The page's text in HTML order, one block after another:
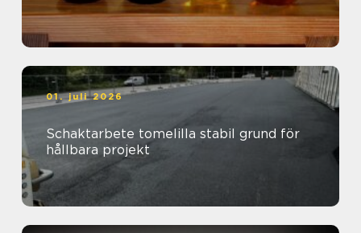
01. juli 2026
Schaktarbete tomelilla stabil grund för
hållbara projekt